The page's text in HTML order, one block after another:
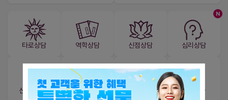
타로상담 역학상담 신점상담 심리상담
N
신규상담사 단골상담사 번개상담사 찐상담사